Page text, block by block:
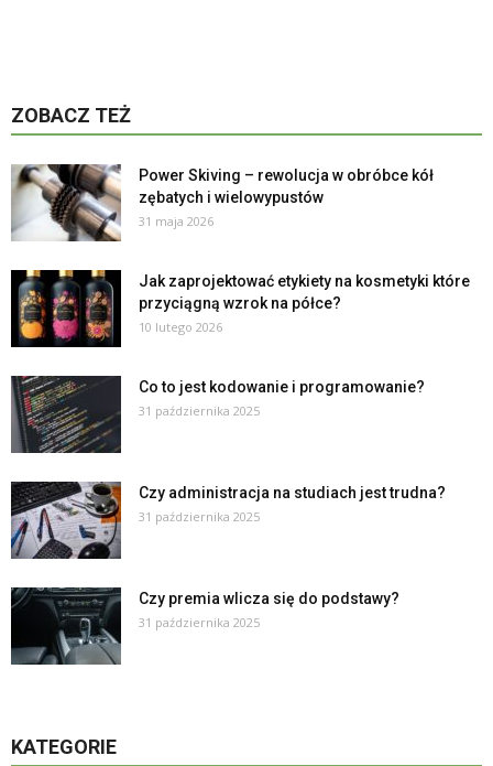
ZOBACZ TEŻ
Power Skiving – rewolucja w obróbce kół
zębatych i wielowypustów
31 maja 2026
Jak zaprojektować etykiety na kosmetyki które
przyciągną wzrok na półce?
10 lutego 2026
Co to jest kodowanie i programowanie?
31 października 2025
Czy administracja na studiach jest trudna?
31 października 2025
Czy premia wlicza się do podstawy?
31 października 2025
KATEGORIE